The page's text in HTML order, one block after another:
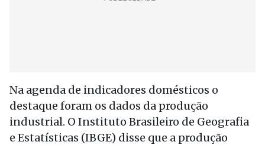
Na agenda de indicadores domésticos o
destaque foram os dados da produção
industrial. O Instituto Brasileiro de Geografia
e Estatísticas (IBGE) disse que a produção